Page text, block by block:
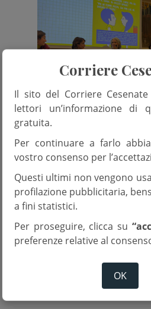
1 Dicembre 2025
Cesena. Assemblee
per confrontarsi
diRed.
AnnarKikka Apeiron odv
Corriere
Il sito del Corriere
lettori un’informazione di
gratuita.
Per continuare a farlo
vostro consenso per
Questi ultimi non vengono
profilazione pubblicitaria,
a fini statistici.
Per proseguire, clicca su
preferenze relative al
OK